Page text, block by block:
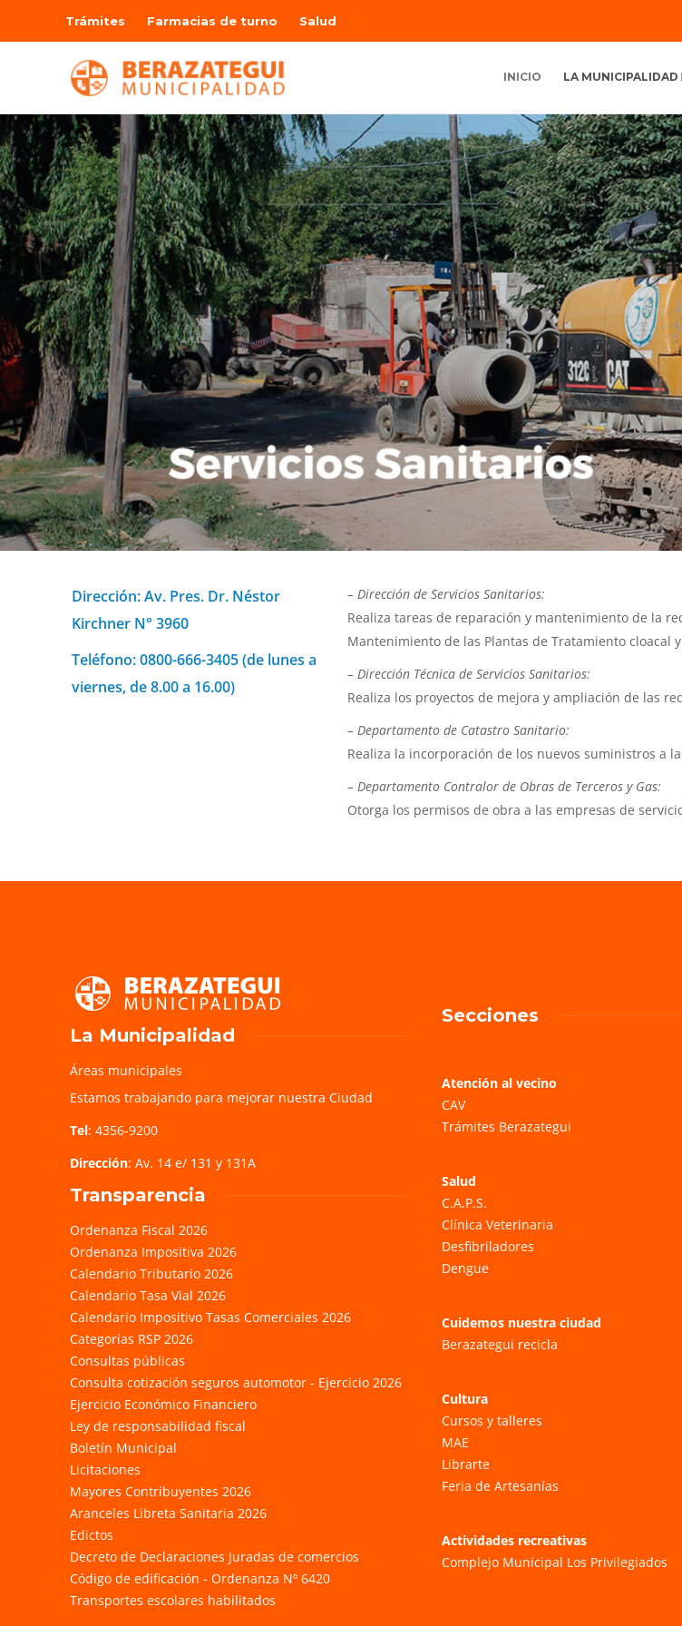
Trámites Farmacias de turno Salud
INICIO LA MUNICIPALIDAD
Dirección: Av. Pres. Dr. Néstor
Kirchner N° 3960
Teléfono: 0800-666-3405 (de lunes a
viernes, de 8.00 a 16.00)
– Dirección de Servicios Sanitarios:
Realiza tareas de reparación y mantenimiento de la
Mantenimiento de las Plantas de Tratamiento cloacal
– Dirección Técnica de Servicios Sanitarios:
Realiza los proyectos de mejora y ampliación de las
– Departamento de Catastro Sanitario:
Realiza la incorporación de los nuevos suministros a
– Departamento Contralor de Obras de Terceros y Gas:
Otorga los permisos de obra a las empresas de
La Municipalidad
Áreas municipales
Estamos trabajando para mejorar nuestra Ciudad
Tel: 4356-9200
Dirección: Av. 14 e/ 131 y 131A
Transparencia
Ordenanza Fiscal 2026
Ordenanza Impositiva 2026
Calendario Tributario 2026
Calendario Tasa Vial 2026
Calendario Impositivo Tasas Comerciales 2026
Categorías RSP 2026
Consultas públicas
Consulta cotización seguros automotor - Ejercicio 2026
Ejercicio Económico Financiero
Ley de responsabilidad fiscal
Boletín Municipal
Licitaciones
Mayores Contribuyentes 2026
Aranceles Libreta Sanitaria 2026
Edictos
Decreto de Declaraciones Juradas de comercios
Código de edificación - Ordenanza Nº 6420
Transportes escolares habilitados
Secciones
Atención al vecino
CAV
Trámites Berazategui
Salud
C.A.P.S.
Clínica Veterinaria
Desfibriladores
Dengue
Cuidemos nuestra ciudad
Berazategui recicla
Cultura
Cursos y talleres
MAE
Librarte
Feria de Artesanías
Actividades recreativas
Complejo Municipal Los Privilegiados